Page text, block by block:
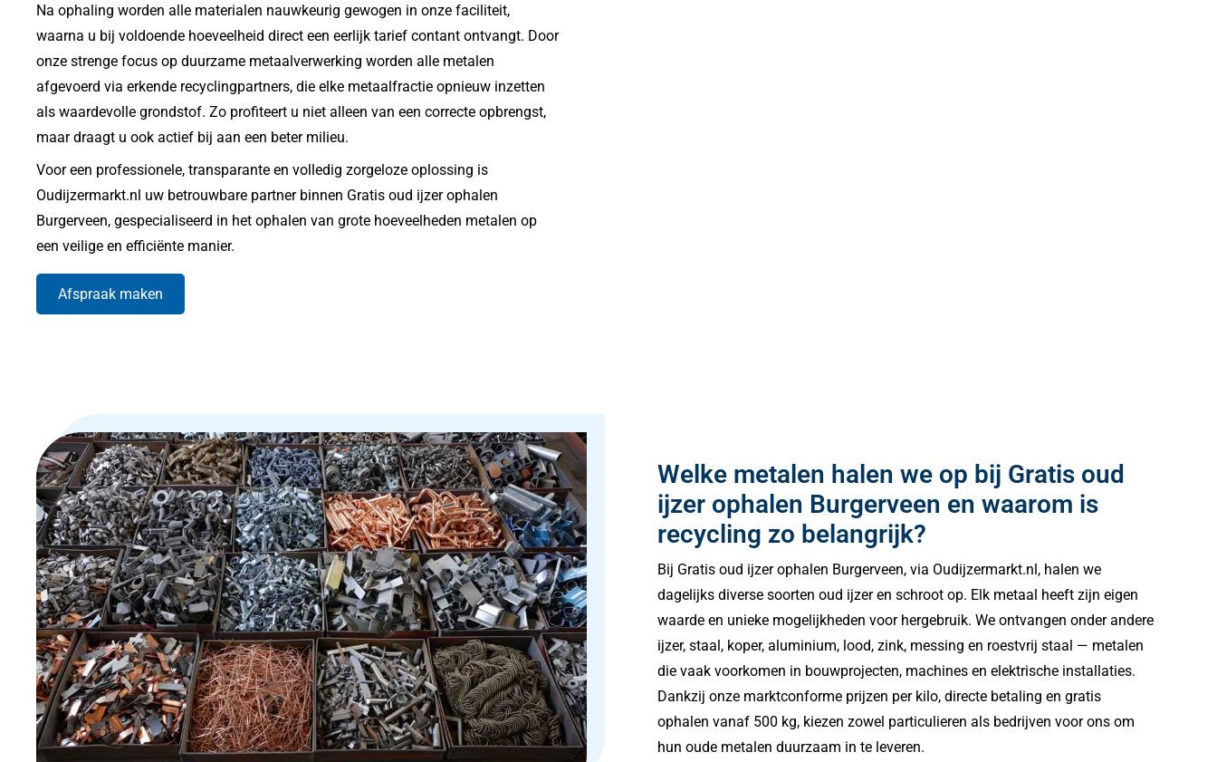
Na ophaling worden alle materialen nauwkeurig gewogen in onze faciliteit,
waarna u bij voldoende hoeveelheid direct een eerlijk tarief contant ontvangt. Door
onze strenge focus op duurzame metaalverwerking worden alle metalen
afgevoerd via erkende recyclingpartners, die elke metaalfractie opnieuw inzetten
als waardevolle grondstof. Zo profiteert u niet alleen van een correcte opbrengst,
maar draagt u ook actief bij aan een beter milieu.
Voor een professionele, transparante en volledig zorgeloze oplossing is
Oudijzermarkt.nl uw betrouwbare partner binnen Gratis oud ijzer ophalen
Burgerveen, gespecialiseerd in het ophalen van grote hoeveelheden metalen op
een veilige en efficiënte manier.
Afspraak maken
Welke metalen halen we op bij Gratis oud
ijzer ophalen Burgerveen en waarom is
recycling zo belangrijk?
Bij Gratis oud ijzer ophalen Burgerveen, via Oudijzermarkt.nl, halen we
dagelijks diverse soorten oud ijzer en schroot op. Elk metaal heeft zijn eigen
waarde en unieke mogelijkheden voor hergebruik. We ontvangen onder andere
ijzer, staal, koper, aluminium, lood, zink, messing en roestvrij staal — metalen
die vaak voorkomen in bouwprojecten, machines en elektrische installaties.
Dankzij onze marktconforme prijzen per kilo, directe betaling en gratis
ophalen vanaf 500 kg, kiezen zowel particulieren als bedrijven voor ons om
hun oude metalen duurzaam in te leveren.